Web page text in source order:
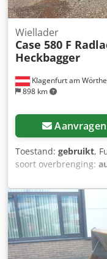
Klagenfurt am
898 km
Wiellader
Case 580 F
Heckbagger
Aanvragen
Toestand: gebruikt,
soort overbrenging:
registratie:10/1977,
hydraulica ,